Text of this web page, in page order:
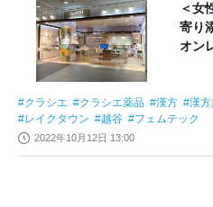
＜女
寄り
オン
クラシエ クラシエ薬品 漢方 漢
レイクタウン
越谷 フェムテック
2022年10月12日 13:00